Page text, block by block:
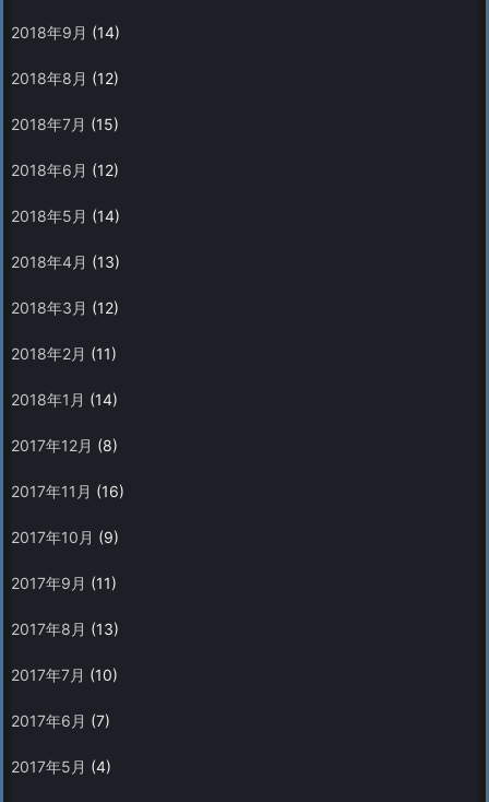
2018年9月 (14)
2018年8月 (12)
2018年7月 (15)
2018年6月 (12)
2018年5月 (14)
2018年4月 (13)
2018年3月 (12)
2018年2月 (11)
2018年1月 (14)
2017年12月 (8)
2017年11月 (16)
2017年10月 (9)
2017年9月 (11)
2017年8月 (13)
2017年7月 (10)
2017年6月 (7)
2017年5月 (4)